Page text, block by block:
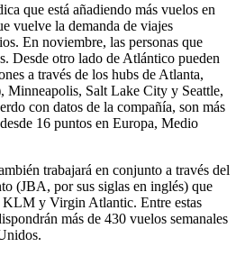
que está añadiendo más vuelos en
vuelve la demanda de viajes
En noviembre, las personas que
Desde otro lado de Atlántico pueden
a través de los hubs de Atlanta,
Salt Lake City y Seattle,
con datos de la compañía, son más
16 puntos en Europa, Medio
trabajará en conjunto a través del
(JBA, por sus siglas en inglés) que
KLM y Virgin Atlantic. Entre estas
más de 430 vuelos semanales